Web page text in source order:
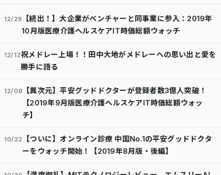
12/29
【続出！】大企業がベンチャーと同事業に参入：2019年
10月版医療介護ヘルスケアIT時価総額ウォッチ
12/12祝メドレー上場！！田中大地がメドレーへの思い出と愛を
勝手に語る
12/08
【異次元】平安グッドドクターが登録者数3億人突破！
【2019年9月版医療介護ヘルスケアIT時価総額ウォッ
チ】
10/22
【ついに】オンライン診療 中国No.1の平安グッドドクタ
ーをウォッチ開始！【2019年8月版・後編】